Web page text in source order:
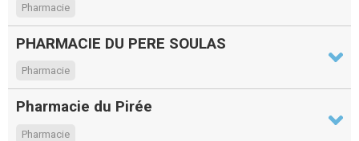
Pharmacie
PHARMACIE DU PERE SOULAS
Pharmacie
Pharmacie du Pirée
Pharmacie